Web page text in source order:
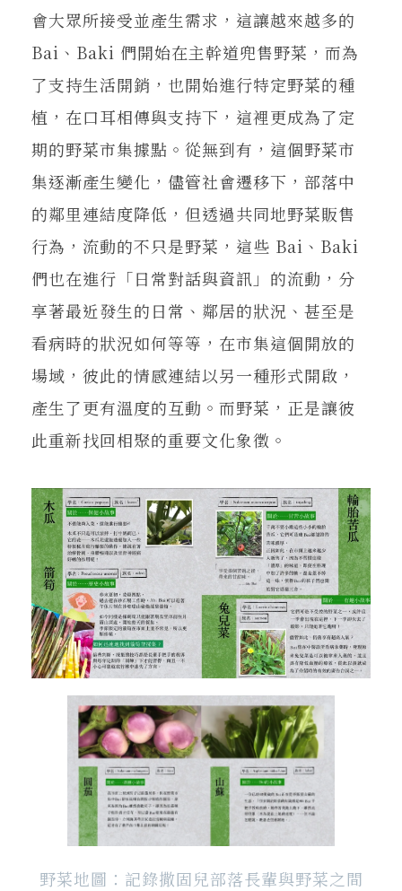
會大眾所接受並產生需求，這讓越來越多的
Bai、Baki 們開始在主幹道兜售野菜，而為
了支持生活開銷，也開始進行特定野菜的種
植，在口耳相傳與支持下，這裡更成為了定
期的野菜市集據點。從無到有，這個野菜市
集逐漸產生變化，儘管社會遷移下，部落中
的鄰里連結度降低，但透過共同地野菜販售
行為，流動的不只是野菜，這些 Bai、Baki
們也在進行「日常對話與資訊」的流動，分
享著最近發生的日常、鄰居的狀況、甚至是
看病時的狀況如何等等，在市集這個開放的
場域，彼此的情感連結以另一種形式開啟，
產生了更有溫度的互動。而野菜，正是讓彼
此重新找回相聚的重要文化象徵。
野菜地圖：記錄撒固兒部落長輩與野菜之間